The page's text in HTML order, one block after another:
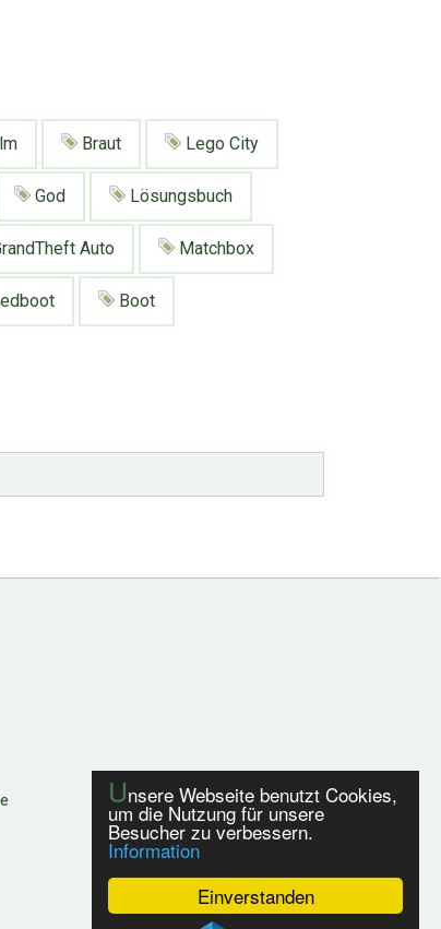
Einverstanden
Unsere Webseite benutzt Cookies,
um die Nutzung für unsere
Besucher zu verbessern.
Information
Braut Lego City
God Lösungsbuch
Auto Matchbox
Boot